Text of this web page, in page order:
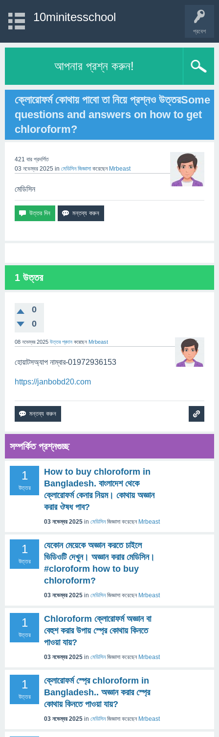
প্রবেশ
10minitesschool
আপনার প্রশ্ন করুন!
ক্লোরোফর্ম কোথায় পাবো তা নিয়ে প্রশ্নও উত্তরSome
questions and answers on how to get
chloroform?
421 বার প্রদর্শিত
03 নভেম্বর 2025 in মেডিসিন জিজ্ঞাসা করেছেন Mrbeast
মেডিসিন
1 উত্তর
0
0
08 নভেম্বর 2025 উত্তর প্রদান করেছেন Mrbeast
হোয়াটসঅ্যাপ নাম্বার-01972936153
https://janbobd20.com
সম্পর্কিত প্রশ্নগুচ্ছ
1
উত্তর
How to buy chloroform in
Bangladesh. বাংলাদেশ থেকে
ক্লোরোফর্ম কেনার নিয়ম। কোথায় অজ্ঞান
করার ঔষধ পাব?
03 নভেম্বর 2025 in মেডিসিন জিজ্ঞাসা করেছেন Mrbeast
1
উত্তর
যেকোন মেয়েকে অজ্ঞান করতে চাইলে
ভিডিওটি দেখুন। অজ্ঞান করার মেডিসিন।
#cloroform how to buy
chloroform?
03 নভেম্বর 2025 in মেডিসিন জিজ্ঞাসা করেছেন Mrbeast
1
উত্তর
Chloroform ক্লোরোফর্ম অজ্ঞান বা
বেহুশ করার উপায় স্প্রে কোথায় কিনতে
পাওয়া যায়?
03 নভেম্বর 2025 in মেডিসিন জিজ্ঞাসা করেছেন Mrbeast
1
উত্তর
ক্লোরোফর্ম স্প্রে chloroform in
Bangladesh.. অজ্ঞান করার স্প্রে
কোথায় কিনতে পাওয়া যায়?
03 নভেম্বর 2025 in মেডিসিন জিজ্ঞাসা করেছেন Mrbeast